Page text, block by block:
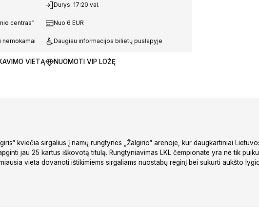
Durys: 17:20 val.
centras“ Nuo 6 EUR
nemokamai Daugiau informacijos bilietų puslapyje
VIETĄ NUOMOTI VIP LOŽĘ
kviečia sirgalius į namų rungtynes „Žalgirio“ arenoje, kur daugkartiniai
jau 25 kartus iškovotą titulą. Rungtyniavimas LKL čempionate yra ne tik
vieta dovanoti ištikimiems sirgaliams nuostabų reginį bei sukurti aukšto